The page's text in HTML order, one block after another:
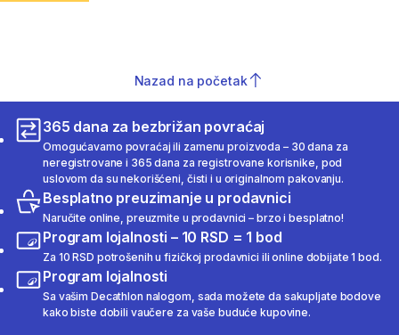
Nazad na početak
365 dana za bezbrižan povraćaj
Omogućavamo povraćaj ili zamenu proizvoda – 30 dana za
neregistrovane i 365 dana za registrovane korisnike, pod
uslovom da su nekorišćeni, čisti i u originalnom pakovanju.
Besplatno preuzimanje u prodavnici
Naručite online, preuzmite u prodavnici – brzo i besplatno!
Program lojalnosti – 10 RSD = 1 bod
Za 10 RSD potrošenih u fizičkoj prodavnici ili online dobijate 1 bod.
Program lojalnosti
Sa vašim Decathlon nalogom, sada možete da sakupljate bodove
kako biste dobili vaučere za vaše buduće kupovine.